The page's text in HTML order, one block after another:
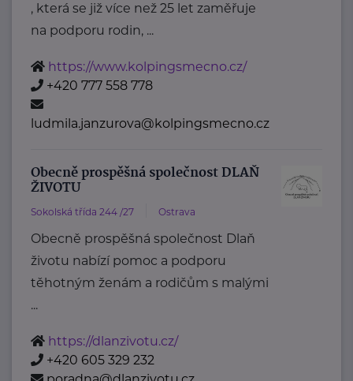
, která se již více než 25 let zaměřuje
na podporu rodin, ...
https://www.kolpingsmecno.cz/
+420 777 558 778
ludmila.janzurova@kolpingsmecno.cz
Obecně prospěšná společnost DLAŇ
ŽIVOTU
Sokolská třída 244 /27 Ostrava
Obecně prospěšná společnost Dlaň
životu nabízí pomoc a podporu
těhotným ženám a rodičům s malými
...
https://dlanzivotu.cz/
+420 605 329 232